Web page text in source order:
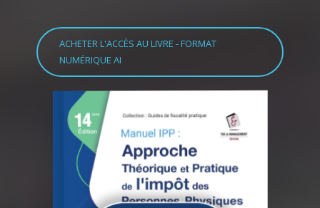
ACHETER L'ACCÈS AU LIVRE - FORMAT
NUMÉRIQUE AI